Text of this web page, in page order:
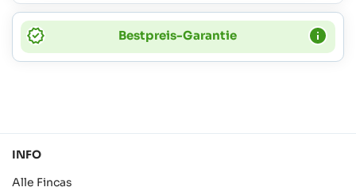
Bestpreis-Garantie
INFO
Alle Fincas